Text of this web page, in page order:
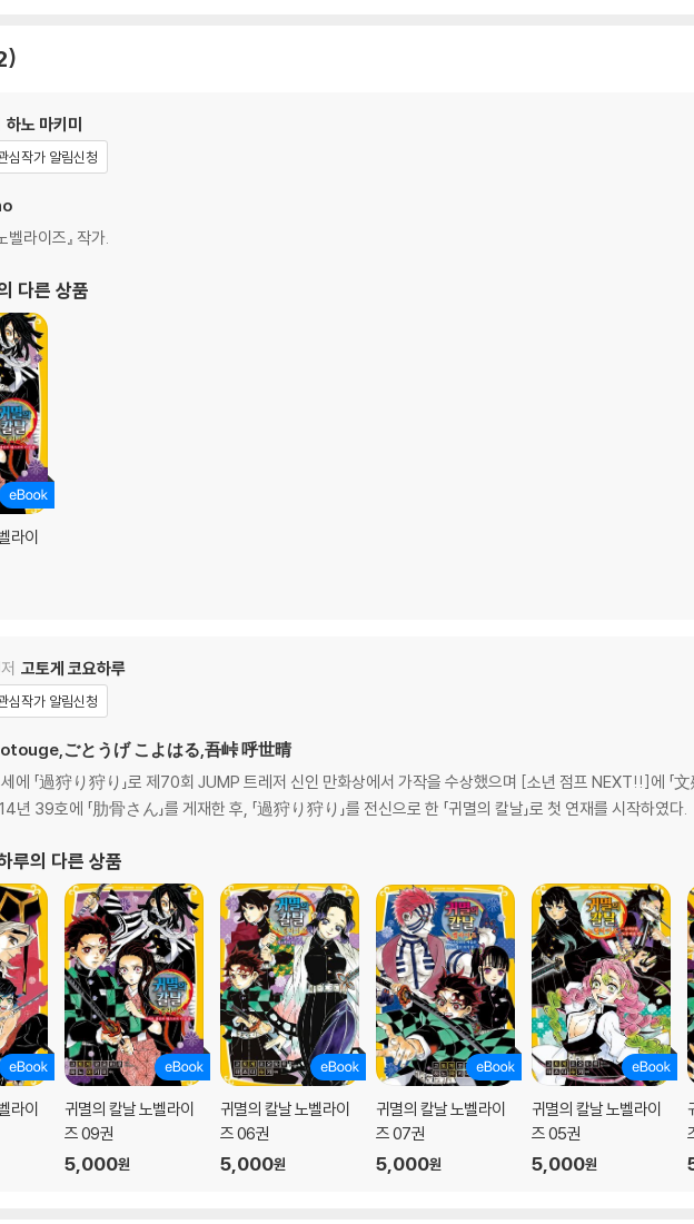
하노 마키미
심작가 알림신청
벨라이즈』 작가.
다른 상품
라이
고토게 코요하루
심작가 알림신청
ごとうげ こよはる,吾峠 呼世晴
에 「過狩り狩り」로 제70회 JUMP 트레저 신인 만화상에서 가작을 수상했으며 [소년 점프 NEXT!!]에 「
년 39호에 「肋骨さん」를 게재한 후, 「過狩り狩り」를 전신으로 한 「귀멸의 칼날」로 첫 연재를 시작하였다.
루의 다른 상품
라이
귀멸의 칼날 노벨라이
즈 09권
5,000원
귀멸의 칼날 노벨라이
즈 06권
5,000원
귀멸의 칼날 노벨라이
즈 07권
5,000원
귀멸의 칼날 노벨라이
즈 05권
5,000원